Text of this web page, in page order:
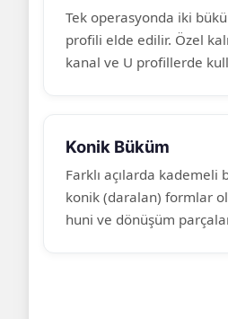
Tek operasyonda iki
profili elde edilir. Özel
kanal ve U profillerde
Konik Büküm
Farklı açılarda kademeli
konik (daralan) formlar
huni ve dönüşüm